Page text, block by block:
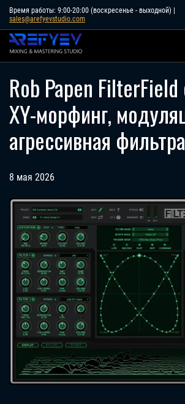
Skip
content
Время работы: 9:00-20:00 (воскресенье - выходной) |
sales@arefyevstudio.com
Rob Papen
XY-морфинг,
агрессивная
8 мая 2026